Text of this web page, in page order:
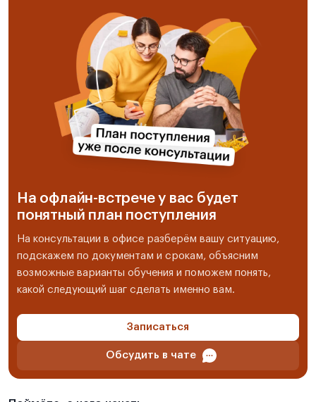
На офлайн-встрече у вас будет
понятный план поступления
На консультации в офисе разберём вашу ситуацию,
подскажем по документам и срокам, объясним
возможные варианты обучения и поможем понять,
какой следующий шаг сделать именно вам.
Записаться
Обсудить в чате